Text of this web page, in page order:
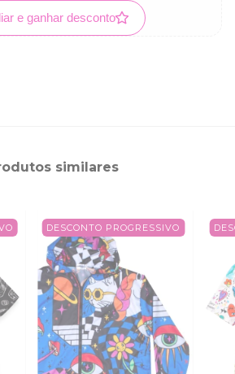
e ganhar desconto
similares
DESCONTO PROGRESSIVO